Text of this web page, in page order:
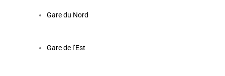
Gare du Nord
Gare de l’Est